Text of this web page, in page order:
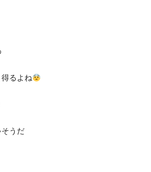
得るよね
そうだ